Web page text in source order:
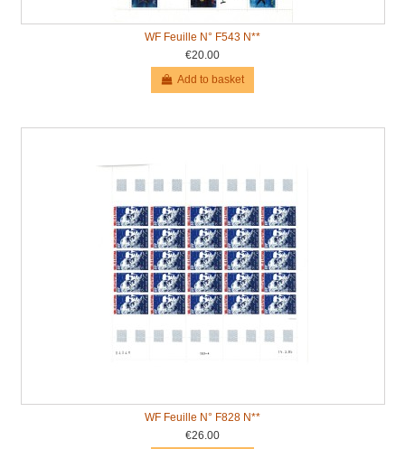
WF Feuille N° F543 N**
€20.00
Add to basket
WF Feuille N° F828 N**
€26.00